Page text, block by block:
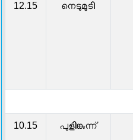
12.15 നെടുമുടി
10.15 പുളിങ്കുന്ന്